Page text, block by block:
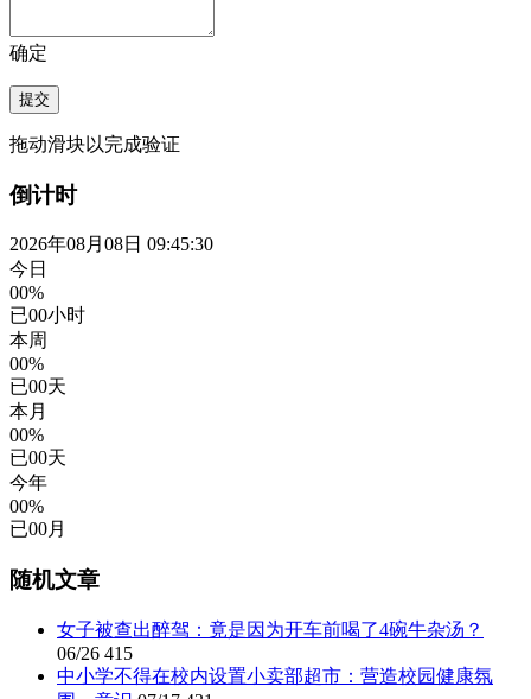
确定
提交
拖动滑块以完成验证
倒计时
2026年08月08日 09:45:30
今日
00%
已00小时
本周
00%
已00天
本月
00%
已00天
今年
00%
已00月
随机文章
女子被查出醉驾：竟是因为开车前喝了4碗牛杂汤？
06/26 415
中小学不得在校内设置小卖部超市：营造校园健康氛